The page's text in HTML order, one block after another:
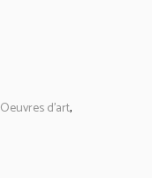
Oeuvres d'art,